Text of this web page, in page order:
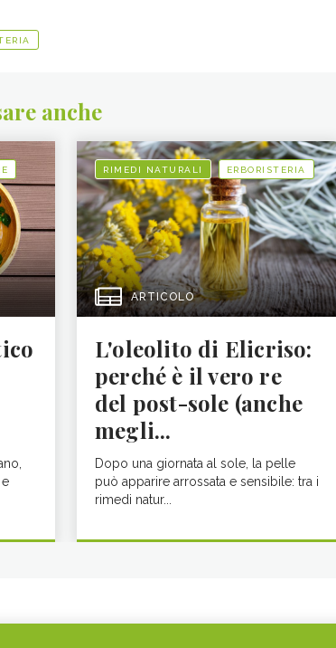
anche
RIMEDI NATURALI ERBORISTERIA
ARTICOLO
L'oleolito di Elicriso:
perché è il vero re
del post-sole (anche
megli...
Dopo una giornata al sole, la pelle
può apparire arrossata e sensibile: tra i
rimedi natur...